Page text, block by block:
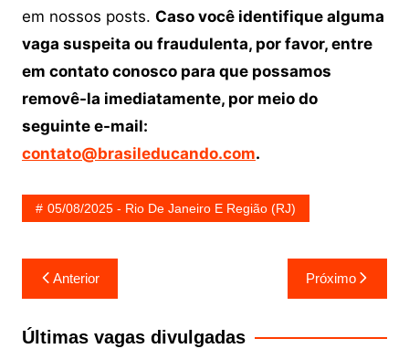
em nossos posts. Caso você identifique alguma
vaga suspeita ou fraudulenta, por favor, entre
em contato conosco para que possamos
removê-la imediatamente, por meio do
seguinte e-mail:
contato@brasileducando.com.
05/08/2025 - Rio De Janeiro E Região (RJ)
Navegação
de
Post
Anterior Próximo
Últimas vagas divulgadas